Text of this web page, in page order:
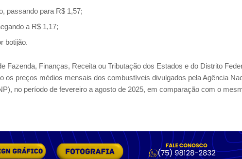
passando para R$ 1,57;
a R$ 1,17;
botijão.
Fazenda, Finanças, Receita ou Tributação dos Estados e do Distrito
os preços médios mensais dos combustíveis divulgados pela Agência
no período de fevereiro a agosto de 2025, em comparação com o